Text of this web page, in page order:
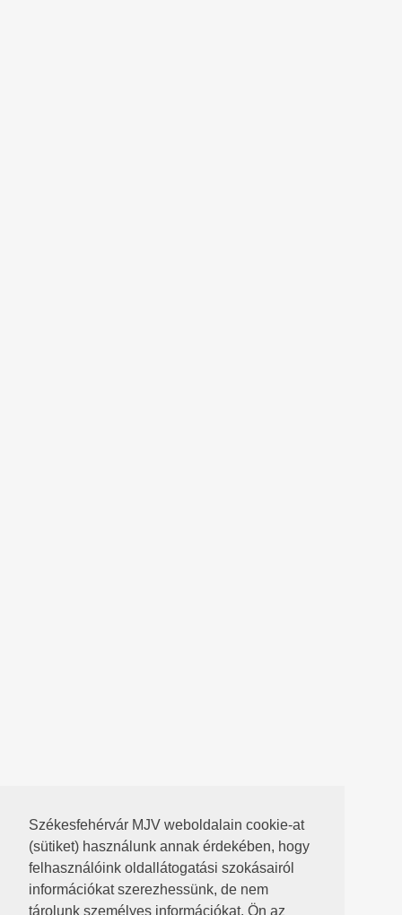
Székesfehérvár MJV weboldalain cookie-at
(sütiket) használunk annak érdekében, hogy
felhasználóink oldallátogatási szokásairól
információkat szerezhessünk, de nem
tárolunk személyes információkat. Ön az